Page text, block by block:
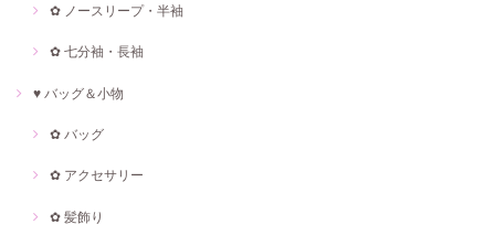
✿ ノースリープ・半袖
✿ 七分袖・長袖
♥ バッグ＆小物
✿ バッグ
✿ アクセサリー
✿ 髪飾り